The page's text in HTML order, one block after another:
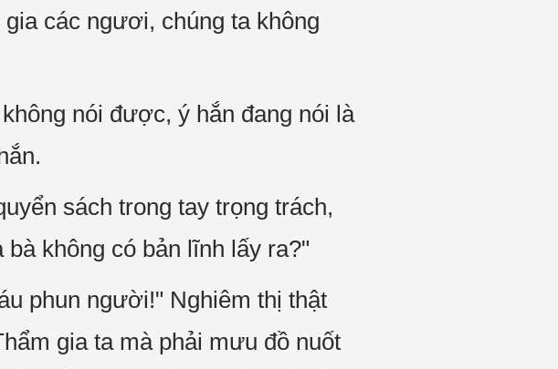
các ngươi, chúng ta không
nói được, ý hắn đang nói là
sách trong tay trọng trách,
không có bản lĩnh lấy ra?"
phun người!" Nghiêm thị thật
gia ta mà phải mưu đồ nuốt